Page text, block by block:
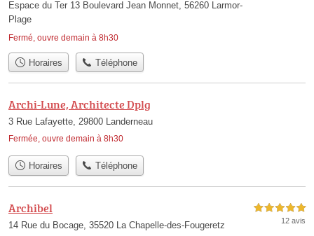
Espace du Ter 13 Boulevard Jean Monnet, 56260 Larmor-
Plage
Fermé, ouvre demain à 8h30
Horaires Téléphone
Archi-Lune, Architecte Dplg
3 Rue Lafayette, 29800 Landerneau
Fermée, ouvre demain à 8h30
Horaires Téléphone
Archibel
14 Rue du Bocage, 35520 La Chapelle-des-Fougeretz
5,0 étoiles sur 5
12 avis